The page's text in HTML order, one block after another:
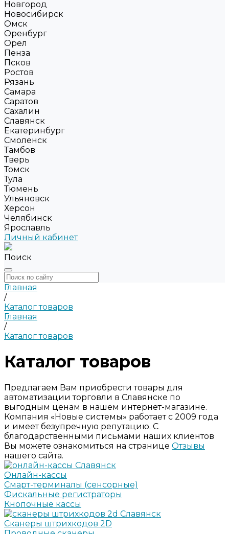
Новгород
Новосибирск
Омск
Оренбург
Орел
Пенза
Псков
Ростов
Рязань
Самара
Саратов
Сахалин
Славянск
Екатеринбург
Смоленск
Тамбов
Тверь
Томск
Тула
Тюмень
Ульяновск
Херсон
Челябинск
Ярославль
Личный кабинет
Поиск
Главная
/
Каталог товаров
Главная
/
Каталог товаров
Каталог товаров
Предлагаем Вам приобрести товары для
автоматизации торговли в Славянске по
выгодным ценам в нашем интернет-магазине.
Компания «Новые системы» работает с 2009 года
и имеет безупречную репутацию. С
благодарственными письмами наших клиентов
Вы можете ознакомиться на странице Отзывы
нашего сайта.
Онлайн-кассы
Смарт-терминалы (сенсорные)
Фискальные регистраторы
Кнопочные кассы
Сканеры штрихкодов 2D